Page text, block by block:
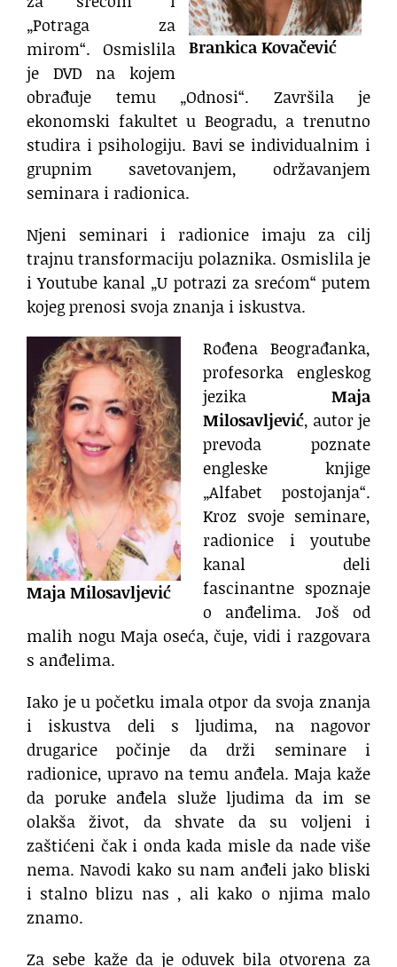
Brankica Kovačević
„Potraga za
mirom“. Osmislila
je DVD na kojem
obrađuje temu „Odnosi“. Završila je
ekonomski fakultet u Beogradu, a trenutno
studira i psihologiju. Bavi se individualnim i
grupnim savetovanjem, održavanjem
seminara i radionica.
Njeni seminari i radionice imaju za cilj
trajnu transformaciju polaznika. Osmislila je
i Youtube kanal „U potrazi za srećom“ putem
kojeg prenosi svoja znanja i iskustva.
Maja Milosavljević
Rođena Beograđanka,
profesorka engleskog
jezika Maja
Milosavljević, autor je
prevoda poznate
engleske knjige
„Alfabet postojanja“.
Kroz svoje seminare,
radionice i youtube
kanal deli
fascinantne spoznaje
o anđelima. Još od
malih nogu Maja oseća, čuje, vidi i razgovara
s anđelima.
Iako je u početku imala otpor da svoja znanja
i iskustva deli s ljudima, na nagovor
drugarice počinje da drži seminare i
radionice, upravo na temu anđela. Maja kaže
da poruke anđela služe ljudima da im se
olakša život, da shvate da su voljeni i
zaštićeni čak i onda kada misle da nade više
nema. Navodi kako su nam anđeli jako bliski
i stalno blizu nas , ali kako o njima malo
znamo.
Za sebe kaže da je oduvek bila otvorena za